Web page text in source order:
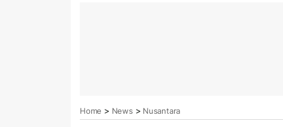
Home > News > Nusantara